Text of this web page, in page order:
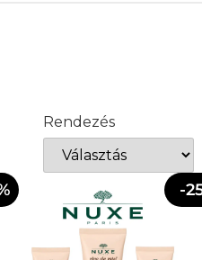
Rendezés
-